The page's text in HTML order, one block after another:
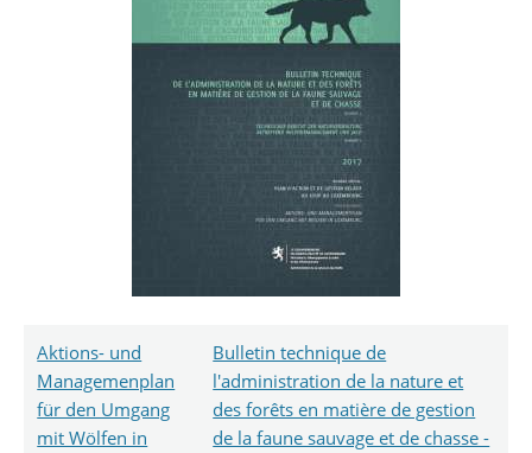
Aktions- und
Managemenplan
für den Umgang
mit Wölfen in
Bulletin technique de
l'administration de la nature et
des forêts en matière de gestion
de la faune sauvage et de chasse -